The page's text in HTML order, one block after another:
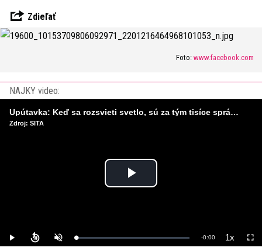
Zdieľať
Foto: www.facebook.com
NAJKY video:
Play
Play UnmuteLoaded:
0%
Remaining
-0:00 1xPlayback
Rate
Upútavka: Keď sa rozsvieti svetlo, sú za tým tisíce správnych rozhodnutí. Ako vzniká infraštruktúra, ktorú nevnímame?
Zdroj: SITA